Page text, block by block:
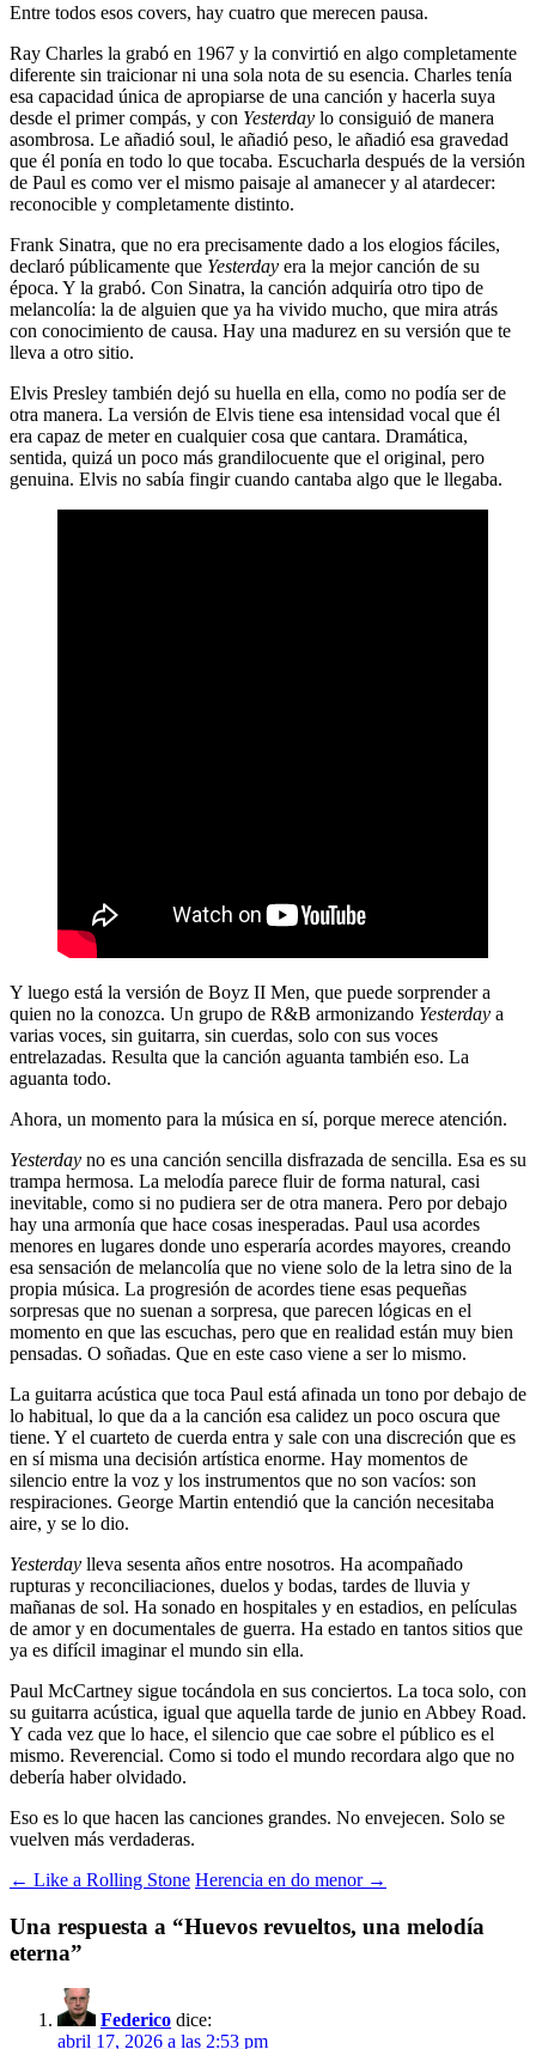
Entre todos esos covers, hay cuatro que merecen pausa.
Ray Charles la grabó en 1967 y la convirtió en algo completamente
diferente sin traicionar ni una sola nota de su esencia. Charles tenía
esa capacidad única de apropiarse de una canción y hacerla suya
desde el primer compás, y con Yesterday lo consiguió de manera
asombrosa. Le añadió soul, le añadió peso, le añadió esa gravedad
que él ponía en todo lo que tocaba. Escucharla después de la versión
de Paul es como ver el mismo paisaje al amanecer y al atardecer:
reconocible y completamente distinto.
Frank Sinatra, que no era precisamente dado a los elogios fáciles,
declaró públicamente que Yesterday era la mejor canción de su
época. Y la grabó. Con Sinatra, la canción adquiría otro tipo de
melancolía: la de alguien que ya ha vivido mucho, que mira atrás
con conocimiento de causa. Hay una madurez en su versión que te
lleva a otro sitio.
Elvis Presley también dejó su huella en ella, como no podía ser de
otra manera. La versión de Elvis tiene esa intensidad vocal que él
era capaz de meter en cualquier cosa que cantara. Dramática,
sentida, quizá un poco más grandilocuente que el original, pero
genuina. Elvis no sabía fingir cuando cantaba algo que le llegaba.
Y luego está la versión de Boyz II Men, que puede sorprender a
quien no la conozca. Un grupo de R&B armonizando Yesterday a
varias voces, sin guitarra, sin cuerdas, solo con sus voces
entrelazadas. Resulta que la canción aguanta también eso. La
aguanta todo.
Ahora, un momento para la música en sí, porque merece atención.
Yesterday no es una canción sencilla disfrazada de sencilla. Esa es su
trampa hermosa. La melodía parece fluir de forma natural, casi
inevitable, como si no pudiera ser de otra manera. Pero por debajo
hay una armonía que hace cosas inesperadas. Paul usa acordes
menores en lugares donde uno esperaría acordes mayores, creando
esa sensación de melancolía que no viene solo de la letra sino de la
propia música. La progresión de acordes tiene esas pequeñas
sorpresas que no suenan a sorpresa, que parecen lógicas en el
momento en que las escuchas, pero que en realidad están muy bien
pensadas. O soñadas. Que en este caso viene a ser lo mismo.
La guitarra acústica que toca Paul está afinada un tono por debajo de
lo habitual, lo que da a la canción esa calidez un poco oscura que
tiene. Y el cuarteto de cuerda entra y sale con una discreción que es
en sí misma una decisión artística enorme. Hay momentos de
silencio entre la voz y los instrumentos que no son vacíos: son
respiraciones. George Martin entendió que la canción necesitaba
aire, y se lo dio.
Yesterday lleva sesenta años entre nosotros. Ha acompañado
rupturas y reconciliaciones, duelos y bodas, tardes de lluvia y
mañanas de sol. Ha sonado en hospitales y en estadios, en películas
de amor y en documentales de guerra. Ha estado en tantos sitios que
ya es difícil imaginar el mundo sin ella.
Paul McCartney sigue tocándola en sus conciertos. La toca solo, con
su guitarra acústica, igual que aquella tarde de junio en Abbey Road.
Y cada vez que lo hace, el silencio que cae sobre el público es el
mismo. Reverencial. Como si todo el mundo recordara algo que no
debería haber olvidado.
Eso es lo que hacen las canciones grandes. No envejecen. Solo se
vuelven más verdaderas.
← Like a Rolling Stone Herencia en do menor →
Una respuesta a “Huevos revueltos, una melodía
eterna”
Federico dice:
abril 17, 2026 a las 2:53 pm